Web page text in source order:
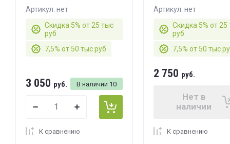
Артикул: нет
Скидка 5% от 25 тыс
руб
7,5% от 50 тыс руб
В наличии 10
3 050 руб.
К сравнению
Артикул: нет
Скидка 5% от 25
руб
7,5% от 50 тыс
2 750 руб.
Нет в
наличии
К сравнению